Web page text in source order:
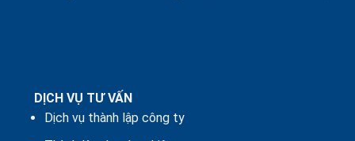
DỊCH VỤ TƯ VẤN
Dịch vụ thành lập công ty